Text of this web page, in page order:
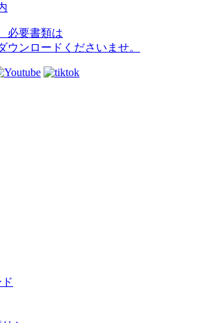
必要書類は
ウンロードくださいませ。